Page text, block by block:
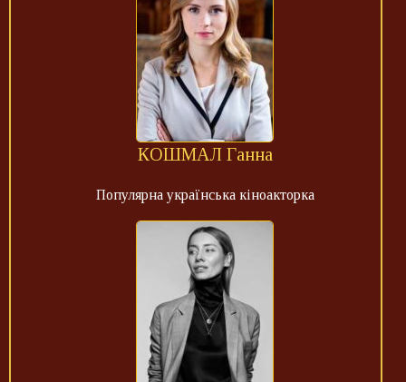
КОШМАЛ Ганна
Популярна українська кіноакторка